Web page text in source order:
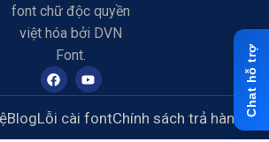
font chữ độc quyền
việt hóa bởi DVN
Font.
BlogLỗi cài fontChính sách trả hàng